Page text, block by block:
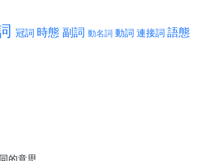
冠詞 時態 副詞 動名詞 動詞 連接詞 語態